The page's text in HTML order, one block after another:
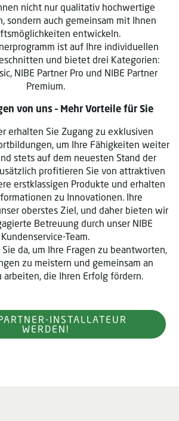
nicht nur qualitativ hochwertige
sondern auch gemeinsam mit Ihnen
entwickeln.
ist auf Ihre individuellen
und bietet drei Kategorien:
NIBE Partner Pro und NIBE Partner
Premium.
von uns – Mehr Vorteile für Sie
erhalten Sie Zugang zu exklusiven
um Ihre Fähigkeiten weiter
stets auf dem neuesten Stand der
profitieren Sie von attraktiven
erstklassigen Produkte und erhalten
zu Innovationen. Ihre
oberstes Ziel, und daher bieten wir
Betreuung durch unser NIBE
Kundenservice-Team.
da, um Ihre Fragen zu beantworten,
zu meistern und gemeinsam an
arbeiten, die Ihren Erfolg fördern.
INSTALLATEUR
WERDEN!